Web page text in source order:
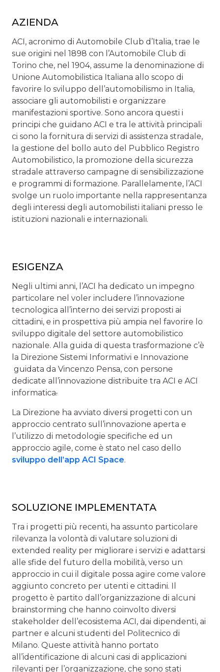
AZIENDA
ACI, acronimo di Automobile Club d’Italia, trae le
sue origini nel 1898 con l’Automobile Club di
Torino che, nel 1904, assume la denominazione di
Unione Automobilistica Italiana allo scopo di
favorire lo sviluppo dell’automobilismo in Italia,
associare gli automobilisti e organizzare
manifestazioni sportive. Sono ancora questi i
principi che guidano ACI e tra le attività principali
ci sono la fornitura di servizi di assistenza stradale,
la gestione del bollo auto del Pubblico Registro
Automobilistico, la promozione della sicurezza
stradale attraverso campagne di sensibilizzazione
e programmi di formazione. Parallelamente, l’ACI
svolge un ruolo importante nella rappresentanza
degli interessi degli automobilisti italiani presso le
istituzioni nazionali e internazionali.
ESIGENZA
Negli ultimi anni, l’ACI ha dedicato un impegno
particolare nel voler includere l’innovazione
tecnologica all’interno dei servizi proposti ai
cittadini, e in prospettiva più ampia nel favorire lo
sviluppo digitale del settore automobilistico
nazionale. Alla guida di questa trasformazione c’è
la Direzione Sistemi Informativi e Innovazione
guidata da Vincenzo Pensa, con persone
dedicate all’innovazione distribuite tra ACI e ACI
informatica.
La Direzione ha avviato diversi progetti con un
approccio centrato sull’innovazione aperta e
l’utilizzo di metodologie specifiche ed un
approccio agile, come è stato nel caso dello
sviluppo dell’app ACI Space.
SOLUZIONE IMPLEMENTATA
Tra i progetti più recenti, ha assunto particolare
rilevanza la volontà di valutare soluzioni di
extended reality per migliorare i servizi e adattarsi
alle sfide del futuro della mobilità, verso un
approccio in cui il digitale possa agire come valore
aggiunto concreto per utenti e cittadini. Il
progetto è partito dall’organizzazione di alcuni
brainstorming che hanno coinvolto diversi
stakeholder dell’ecosistema ACI, dai dipendenti, ai
partner e alcuni studenti del Politecnico di
Milano. Queste attività hanno portato
all’identificazione di alcuni casi di applicazioni
rilevanti per l’organizzazione, che sono stati